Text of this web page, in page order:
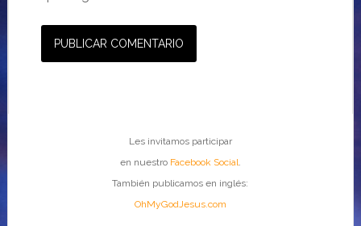
Les invitamos participar
en nuestro Facebook Social
También publicamos en inglés:
OhMyGodJesus.com